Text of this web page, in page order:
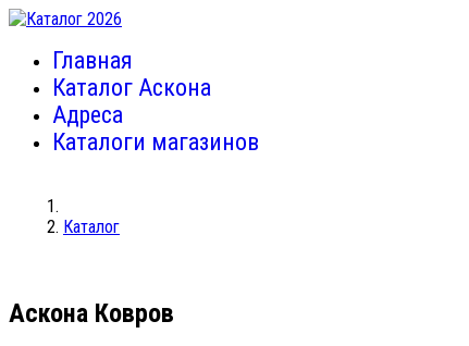
Главная
Каталог Аскона
Адреса
Каталоги магазинов
Каталог
Аскона Ковров